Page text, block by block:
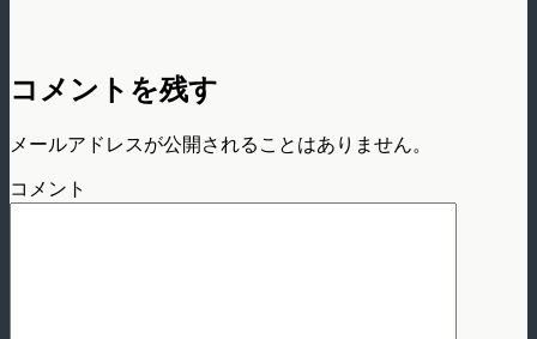
コメントを残す
メールアドレスが公開されることはありません。
コメント